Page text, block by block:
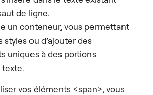
de ligne.
un conteneur, vous permettant
styles ou d’ajouter des
uniques à des portions
vos éléments <span>, vous